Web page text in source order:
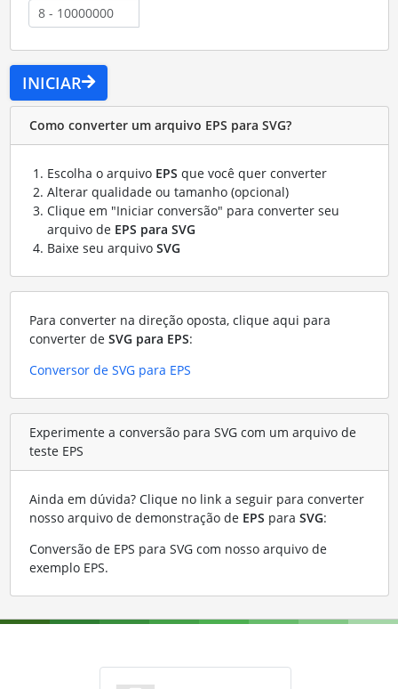
INICIAR
Como converter um arquivo EPS para SVG?
Escolha o arquivo EPS que você quer converter
Alterar qualidade ou tamanho (opcional)
Clique em "Iniciar conversão" para converter seu
arquivo de EPS para SVG
Baixe seu arquivo SVG
Para converter na direção oposta, clique aqui para
converter de SVG para EPS:
Conversor de SVG para EPS
Experimente a conversão para SVG com um arquivo de
teste EPS
Ainda em dúvida? Clique no link a seguir para converter
nosso arquivo de demonstração de EPS para SVG:
Conversão de EPS para SVG com nosso arquivo de
exemplo EPS.